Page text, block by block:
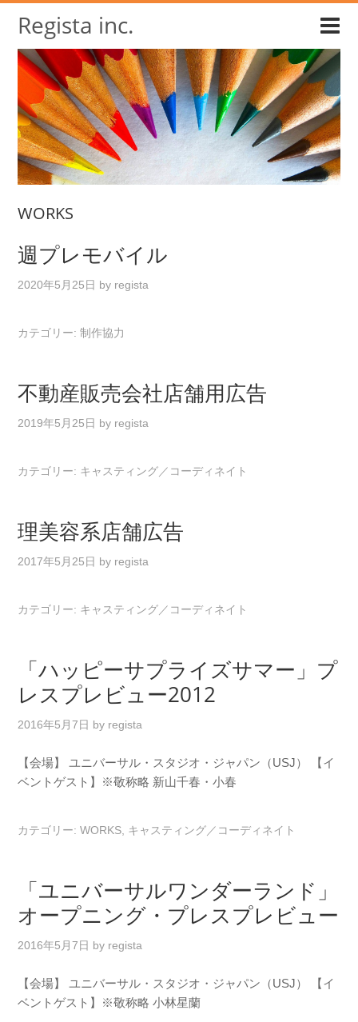
Regista inc.
WORKS
週プレモバイル
2020年5月25日 by regista
カテゴリー:制作協力
不動産販売会社店舗用広告
2019年5月25日 by regista
カテゴリー: キャスティング／コーディネイト
理美容系店舗広告
2017年5月25日 by regista
カテゴリー: キャスティング／コーディネイト
「ハッピーサプライズサマー」プ
レスプレビュー2012
2016年5月7日 by regista
【会場】 ユニバーサル・スタジオ・ジャパン（USJ） 【イ
ベントゲスト】※敬称略 新山千春・小春
カテゴリー:WORKS キャスティング／コーディネイト
「ユニバーサルワンダーランド」
オープニング・プレスプレビュー
2016年5月7日 by regista
【会場】 ユニバーサル・スタジオ・ジャパン（USJ） 【イ
ベントゲスト】※敬称略 小林星蘭